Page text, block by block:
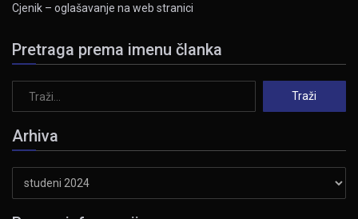
Cjenik – oglašavanje na web stranici
Pretraga prema imenu članka
Arhiva